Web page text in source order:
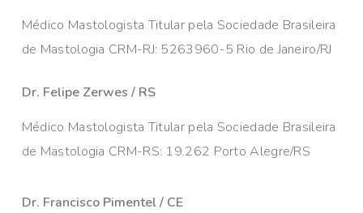
Médico Mastologista Titular pela Sociedade Brasileira
de Mastologia CRM-RJ: 5263960-5 Rio de Janeiro/RJ
Dr. Felipe Zerwes / RS
Médico Mastologista Titular pela Sociedade Brasileira
de Mastologia CRM-RS: 19.262 Porto Alegre/RS
Dr. Francisco Pimentel / CE